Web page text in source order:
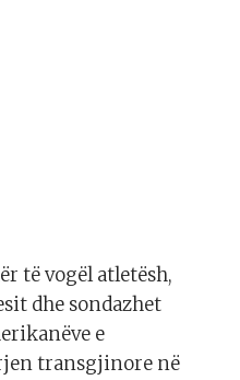
të vogël atletësh,
dhe sondazhet
e
transgjinore në